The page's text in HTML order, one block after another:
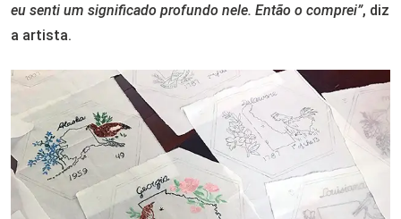
eu senti um significado profundo nele. Então o comprei”, diz
a artista.